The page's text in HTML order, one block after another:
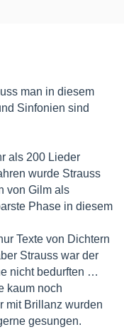
man in diesem
Sinfonien sind
als 200 Lieder
wurde Strauss
von Gilm als
Phase in diesem
Texte von Dichtern
Strauss war der
nicht bedurften …
kaum noch
mit Brillanz wurden
gesungen.